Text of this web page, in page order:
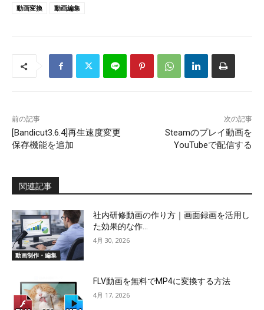
動画変換 動画編集
前の記事
[Bandicut3.6.4]再生速度変更
保存機能を追加
次の記事
Steamのプレイ動画を
YouTubeで配信する
関連記事
動画制作・編集
社内研修動画の作り方｜画面録画を活用し
た効果的な作...
4月 30, 2026
FLV動画を無料でMP4に変換する方法
4月 17, 2026